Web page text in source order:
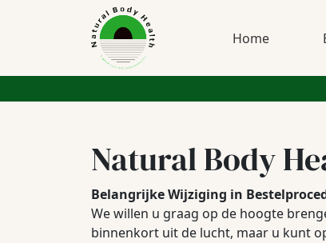
Home
Natural Body
Belangrijke Wijziging in
We willen u graag op de hoogte
binnenkort uit de lucht, maar u kunt